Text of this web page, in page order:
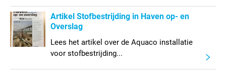
Artikel Stofbestrijding in Haven op- en
Overslag
Lees het artikel over de Aquaco installatie
voor stofbestrijding...